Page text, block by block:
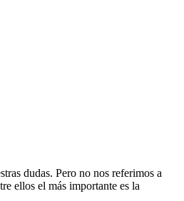
dudas. Pero no nos referimos a
ellos el más importante es la